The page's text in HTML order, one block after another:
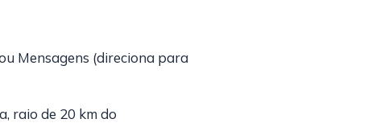
Mensagens (direciona para
raio de 20 km do